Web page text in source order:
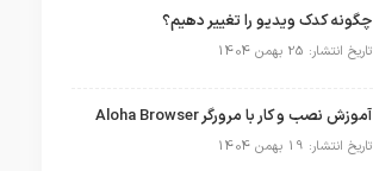
چگونه کدک ویدیو را تغییر دهیم؟
تاریخ انتشار: 25 بهمن 1404
آموزش نصب و کار با مرورگر Aloha Browser
تاریخ انتشار: 19 بهمن 1404